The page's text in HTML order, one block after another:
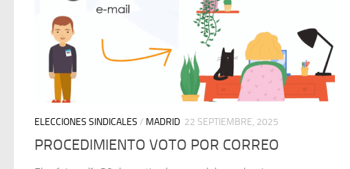
ELECCIONES SINDICALES / MADRID 22 SEPTIEMBRE, 2025
PROCEDIMIENTO VOTO POR CORREO